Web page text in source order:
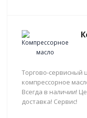
Торгово-сервисный
компрессорное
Всегда в наличии!
доставка! Сервис!